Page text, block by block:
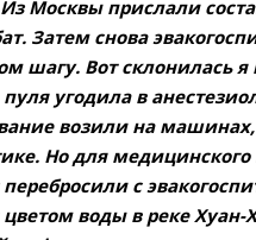
Москвы прислали
Затем снова
шагу. Вот склонилась я
пуля угодила в
возили на
Но для
перебросили с
воды в реке